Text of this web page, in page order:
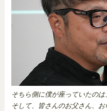
そちら側に僕が座っていたのは
そして、皆さんのお父さん、